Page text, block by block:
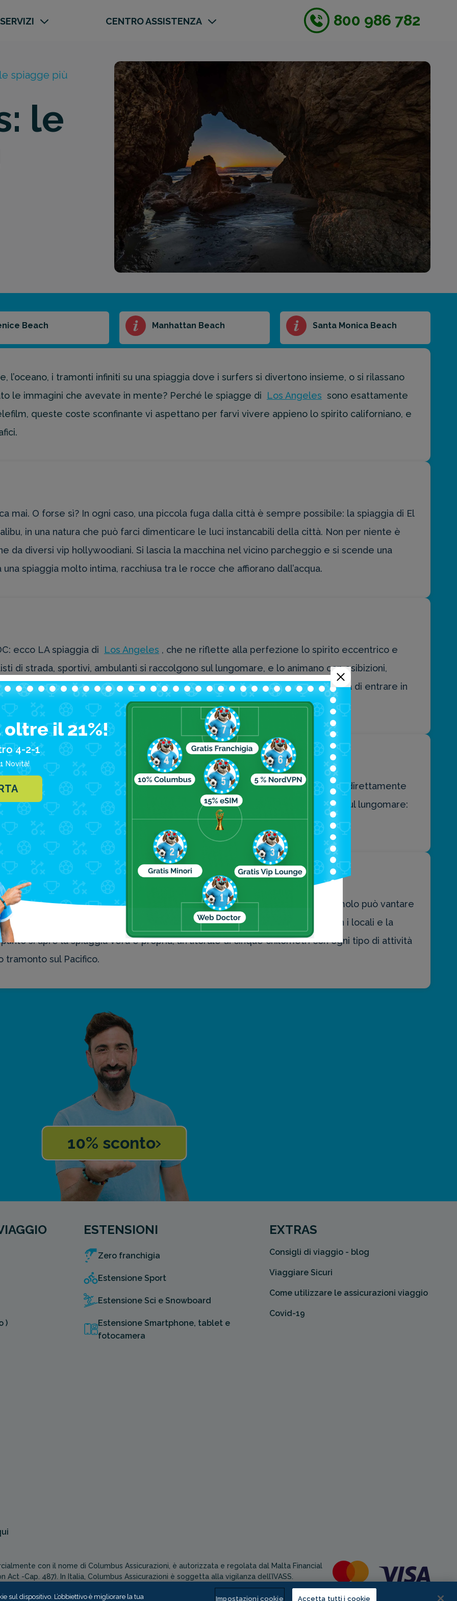
CENTRO ASSISTENZA 800 986 782
spiagge più
le
Beach Manhattan Beach Santa Monica Beach
l’oceano, i tramonti infiniti su una spiaggia dove i surfers si divertono insieme, o si rilassano
le immagini che avevate in mente? Perché le spiagge di
Los Angeles sono esattamente
queste coste sconfinante vi aspettano per farvi vivere appieno lo spirito californiano, e
mai. O forse sì? In ogni caso, una piccola fuga dalla città è sempre possibile: la spiaggia di El
in una natura che può farci dimenticare le luci instancabili della città. Non per niente è
da diversi vip hollywoodiani. Si lascia la macchina nel vicino parcheggio e si scende una
spiaggia molto intima, racchiusa tra le rocce che affiorano dall’acqua.
ecco LA spiaggia di Los Angeles , che ne riflette alla perfezione lo spirito eccentrico e
di strada, sportivi, ambulanti si raccolgono sul lungomare, e lo animano con esibizioni,
skate board acquatico. Una località in cui lo spettacolo inizia ancora prima di entrare in
di escursione: si respira il vero spirito californiano, in una spiaggia che dà direttamente
per il surf. Attività tipica per confondersi con gli abitanti del posto è il jogging sul lungomare:
veloce, e voi vi sentirete in piena armonia con il mondo che vi circonda.
Santa Monica: una delle spiagge più paparazzate al mondo, che con il suo molo può vantare
schermo. La spiaggia della Route 66, di Baywatch, del Santa Monica Pier con i locali e la
si apre la spiaggia vera e propria, un litorale di cinque chilometri con ogni tipo di attività
tramonto sul Pacifico.
10% sconto
)
ESTENSIONI
Zero franchigia
Estensione Sport
Estensione Sci e Snowboard
Estensione Smartphone, tablet e
fotocamera
EXTRAS
Consigli di viaggio - blog
Viaggiare Sicuri
Come utilizzare le assicurazioni viaggio
Covid-19
con il nome di Columbus Assicurazioni, è autorizzata e regolata dal Malta Financial
-Cap. 487). In Italia, Columbus Assicurazioni è soggetta alla vigilanza dell’IVASS.
il 21%!
4-2-1
Novità!
sul dispositivo. L’obbiettivo è migliorare la tua Impostazioni cookie Accetta tutti i cookie